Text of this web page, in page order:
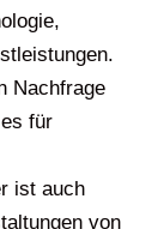
Nachfrage
für
ist auch
von